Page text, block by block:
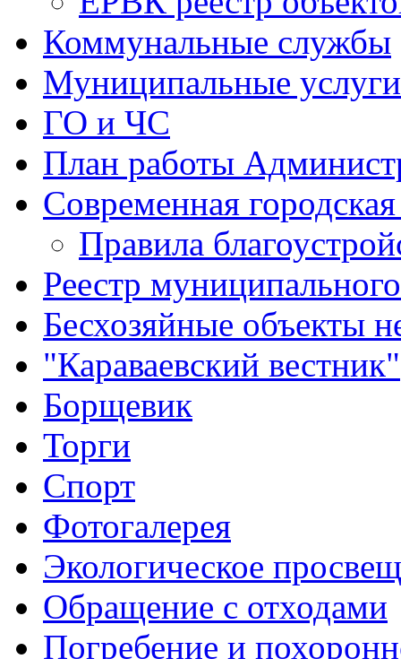
Коммунальные службы
Муниципальные услуги
ГО и ЧС
План работы
Современная городская
Правила
Реестр
Бесхозяйные объекты
"Караваевский вестник"
Борщевик
Торги
Спорт
Фотогалерея
Экологическое
Обращение с отходами
Погребение и